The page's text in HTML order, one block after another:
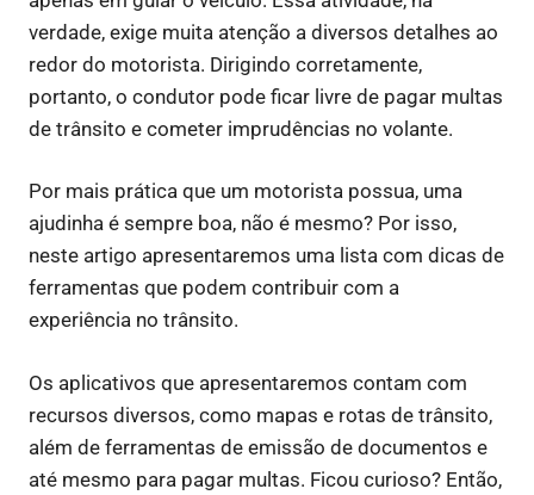
verdade, exige muita atenção a diversos detalhes ao
redor do motorista. Dirigindo corretamente,
portanto, o condutor pode ficar livre de pagar multas
de trânsito e cometer imprudências no volante.
Por mais prática que um motorista possua, uma
ajudinha é sempre boa, não é mesmo? Por isso,
neste artigo apresentaremos uma lista com dicas de
ferramentas que podem contribuir com a
experiência no trânsito.
Os aplicativos que apresentaremos contam com
recursos diversos, como mapas e rotas de trânsito,
além de ferramentas de emissão de documentos e
até mesmo para pagar multas. Ficou curioso? Então,